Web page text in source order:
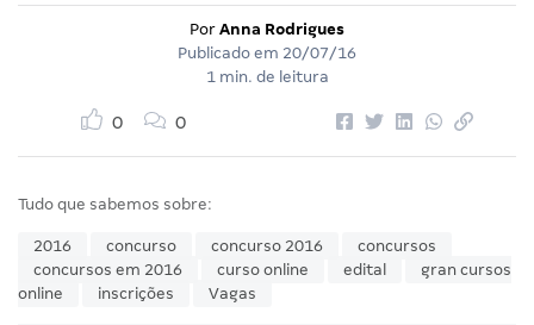
Por Anna Rodrigues
Publicado em 20/07/16
1 min. de leitura
0 0
Tudo que sabemos sobre:
2016 concurso concurso 2016
concursos
concursos em 2016
curso online edital
gran cursos
online
inscrições Vagas